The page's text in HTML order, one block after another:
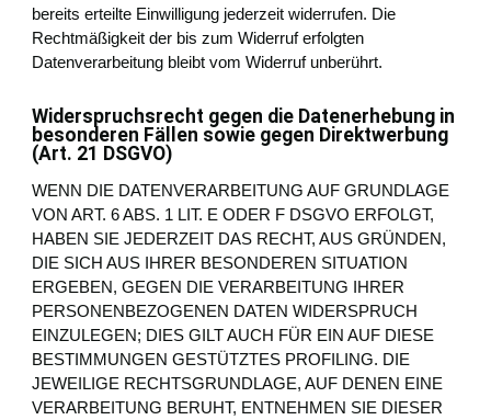
bereits erteilte Einwilligung jederzeit widerrufen. Die
Rechtmäßigkeit der bis zum Widerruf erfolgten
Datenverarbeitung bleibt vom Widerruf unberührt.
Widerspruchsrecht gegen die Datenerhebung in
besonderen Fällen sowie gegen Direktwerbung
(Art. 21 DSGVO)
WENN DIE DATENVERARBEITUNG AUF GRUNDLAGE
VON ART. 6 ABS. 1 LIT. E ODER F DSGVO ERFOLGT,
HABEN SIE JEDERZEIT DAS RECHT, AUS GRÜNDEN,
DIE SICH AUS IHRER BESONDEREN SITUATION
ERGEBEN, GEGEN DIE VERARBEITUNG IHRER
PERSONENBEZOGENEN DATEN WIDERSPRUCH
EINZULEGEN; DIES GILT AUCH FÜR EIN AUF DIESE
BESTIMMUNGEN GESTÜTZTES PROFILING. DIE
JEWEILIGE RECHTSGRUNDLAGE, AUF DENEN EINE
VERARBEITUNG BERUHT, ENTNEHMEN SIE DIESER